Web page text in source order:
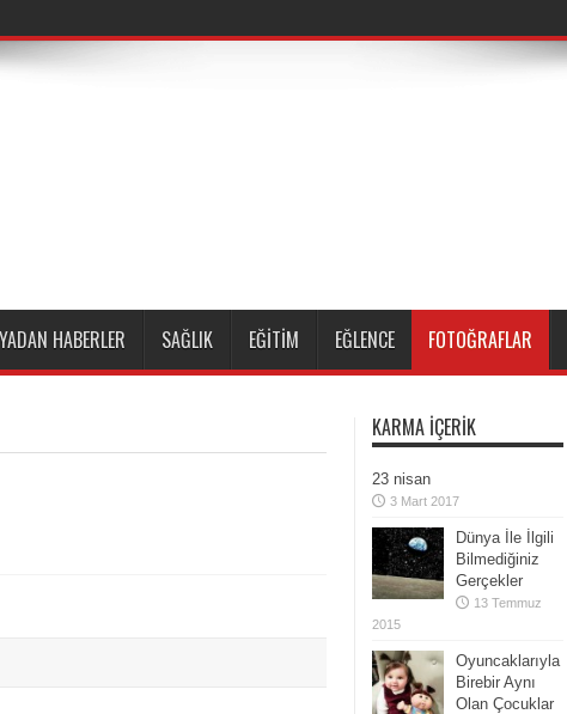
HABERLER SAĞLIK EĞITIM EĞLENCE FOTOĞRAFLAR
KARMA İÇERIK
23 nisan
3 Mart 2017
Dünya İle İlgili
Bilmediğiniz
Gerçekler
13 Temmuz
2015
Oyuncaklarıyla
Birebir Aynı
Olan Çocuklar